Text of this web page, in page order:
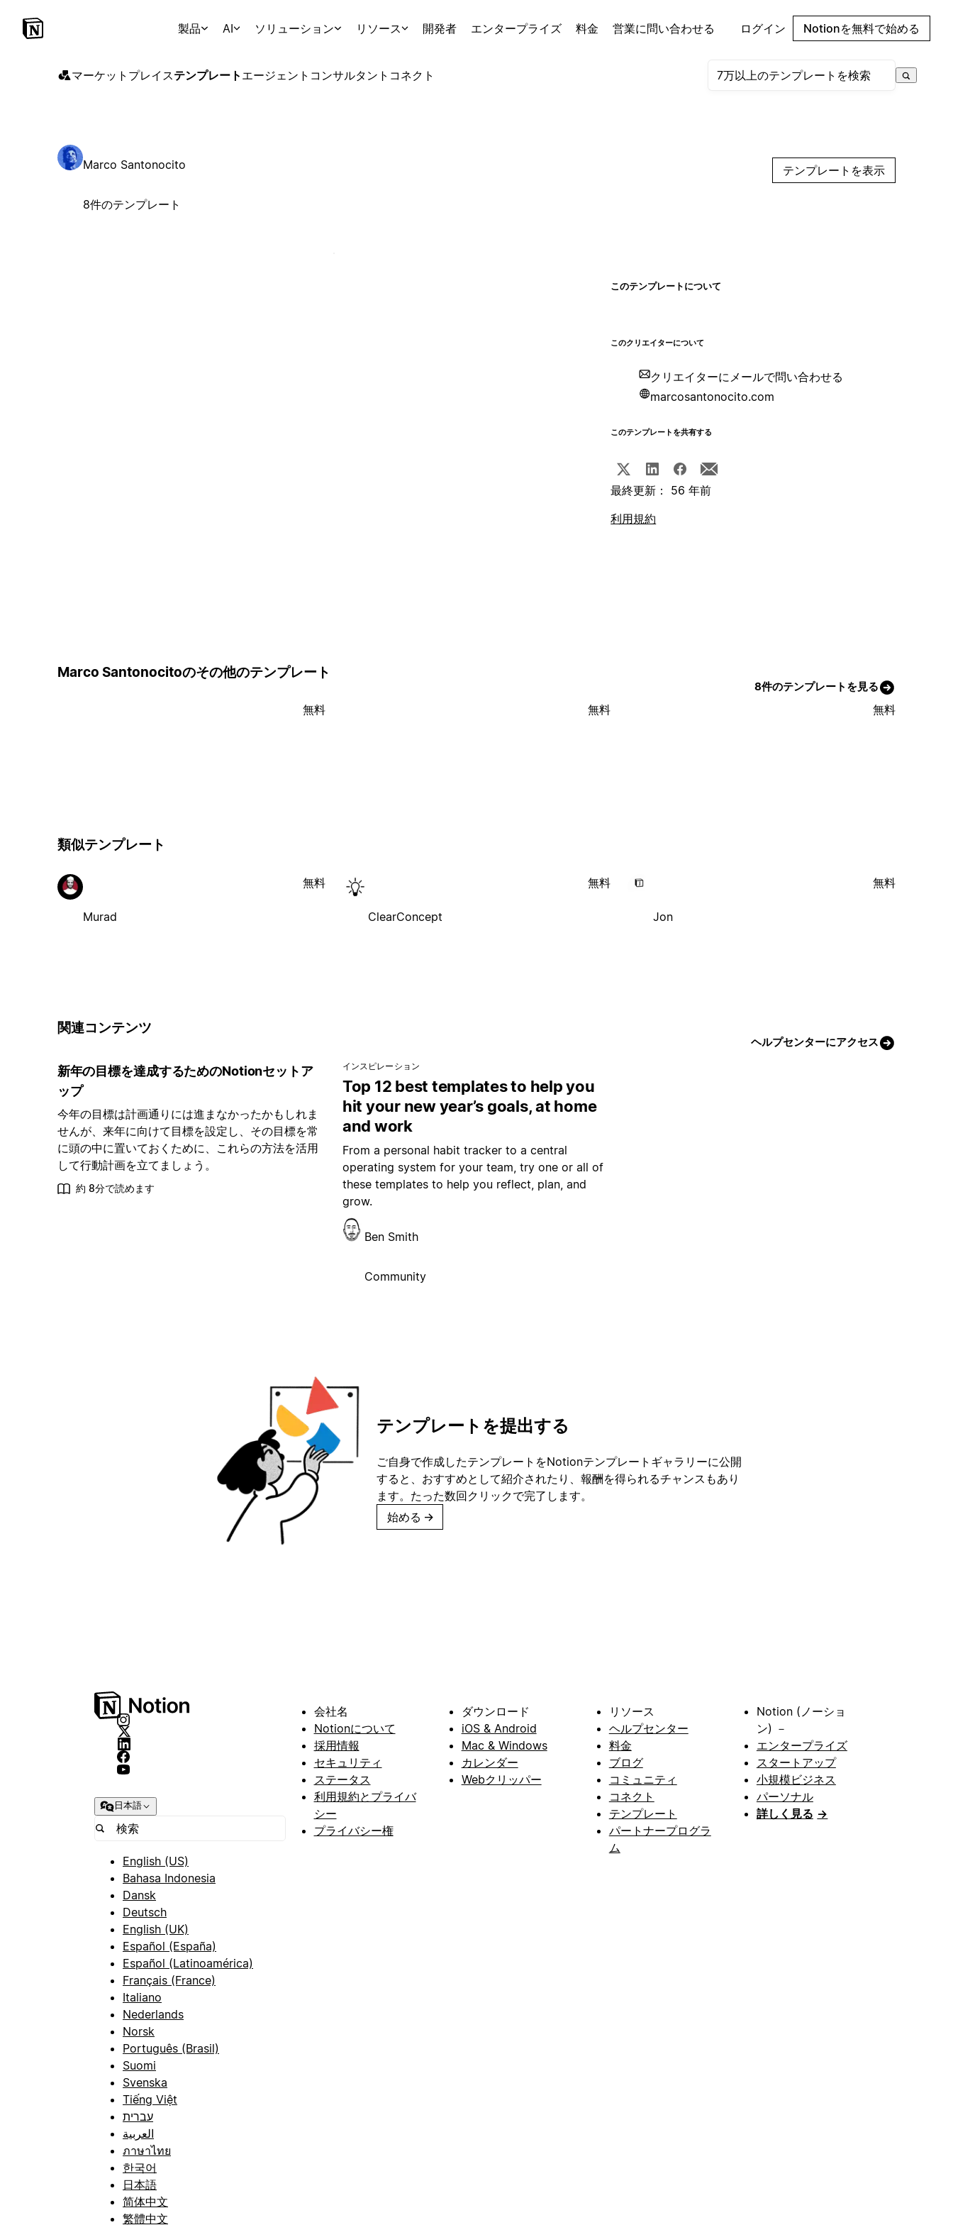
製品 AI ソリューション リソース 開発者 エンタープライズ 料金 営業に問い合わせる ログイン Notionを無料で始める
マーケットプレイステンプレート エージェント コンサルタント コネクト
Marco Santonocito
8件のテンプレート
テンプレートを表示
このテンプレートについて
このクリエイターについて
クリエイターにメールで問い合わせる
marcosantonocito.com
このテンプレートを共有する
最終更新： 56 年前
利用規約
Marco Santonocitoのその他のテンプレート
8件のテンプレートを見る
無料 無料 無料
類似テンプレート
Murad
無料
ClearConcept
無料
Jon
無料
関連コンテンツ
ヘルプセンターにアクセス
新年の目標を達成するためのNotionセットア
ップ
今年の目標は計画通りには進まなかったかもしれま
せんが、来年に向けて目標を設定し、その目標を常
に頭の中に置いておくために、これらの方法を活用
して行動計画を立てましょう。
約 8分で読めます
インスピレーション
Top 12 best templates to help you
hit your new year’s goals, at home
and work
From a personal habit tracker to a central
operating system for your team, try one or all of
these templates to help you reflect, plan, and
grow.
Ben Smith
Community
テンプレートを提出する
ご自身で作成したテンプレートをNotionテンプレートギャラリーに公開
すると、おすすめとして紹介されたり、報酬を得られるチャンスもあり
ます。たった数回クリックで完了します。
始める →
日本語
English (US)
Bahasa Indonesia
Dansk
Deutsch
English (UK)
Español (España)
Español (Latinoamérica)
Français (France)
Italiano
Nederlands
Norsk
Português (Brasil)
Suomi
Svenska
Tiếng Việt
עברית
العربية
ภาษาไทย
한국어
日本語
简体中文
繁體中文
会社名
Notionについて
採用情報
セキュリティ
ステータス
利用規約とプライバ
シー
プライバシー権
ダウンロード
iOS & Android
Mac & Windows
カレンダー
Webクリッパー
リソース
ヘルプセンター
料金
ブログ
コミュニティ
コネクト
テンプレート
パートナープログラ
ム
Notion (ノーショ
ン) －
エンタープライズ
スタートアップ
小規模ビジネス
パーソナル
詳しく見る →